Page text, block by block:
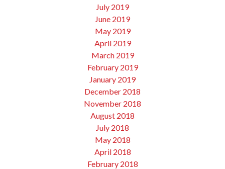
July 2019
June 2019
May 2019
April 2019
March 2019
February 2019
January 2019
December 2018
November 2018
August 2018
July 2018
May 2018
April 2018
February 2018